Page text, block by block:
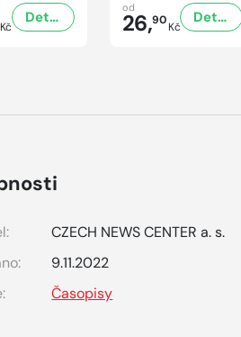
Kč
Detail
od
26,90Kč
Detail
CZECH NEWS CENTER a. s.
9.11.2022
Časopisy